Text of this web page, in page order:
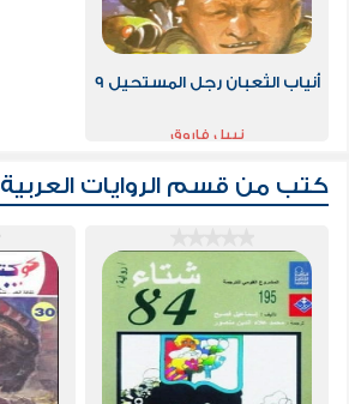
أنياب الثعبان رجل المستحيل 9
نبيل فاروق
كتب من قسم الروايات العربية